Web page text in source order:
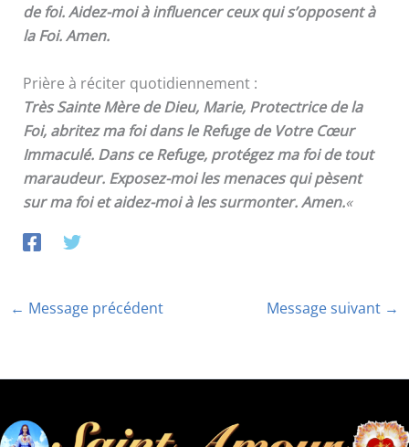
de foi. Aidez-moi à influencer ceux qui s’opposent à
la Foi. Amen.
Prière à réciter quotidiennement :
Très Sainte Mère de Dieu, Marie, Protectrice de la
Foi, abritez ma foi dans le Refuge de Votre Cœur
Immaculé. Dans ce Refuge, protégez ma foi de tout
maraudeur. Exposez-moi les menaces qui pèsent
sur ma foi et aidez-moi à les surmonter. Amen.«
← Message précédent Message suivant →